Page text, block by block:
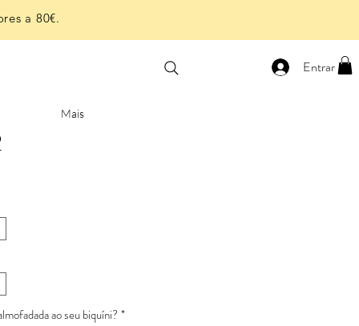
a 80€.
Entrar
Mais
ao seu biquíni? *